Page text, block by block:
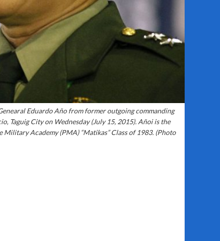
Eduardo Año from former outgoing commanding
Taguig City on Wednesday (July 15, 2015). Añoi is the
Academy (PMA) “Matikas” Class of 1983. (Photo